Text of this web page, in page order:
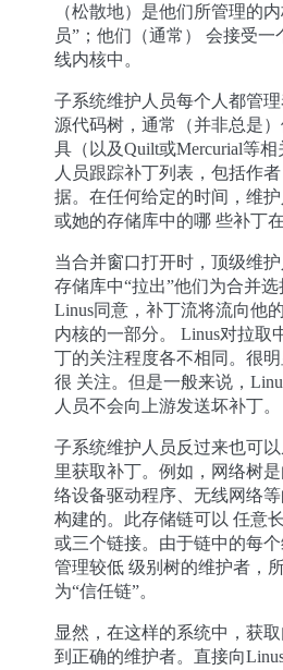
（松散地）是他们所管理的
员”；他们（通常） 会接受一
线内核中。
子系统维护人员每个人都管
源代码树，通常（并非总是
具（以及Quilt或Mercurial等
人员跟踪补丁列表，包括作
据。在任何给定的时间，维
或她的存储库中的哪 些补丁
当合并窗口打开时，顶级维
存储库中“拉出”他们为合并
Linus同意，补丁流将流向他
内核的一部分。 Linus对拉取
丁的关注程度各不相同。很
很 关注。但是一般来说，
人员不会向上游发送坏补丁。
子系统维护人员反过来也可
里获取补丁。例如，网络树
络设备驱动程序、无线网络
构建的。此存储链可以 任意
或三个链接。由于链中的每
管理较低 级别树的维护者，
为“信任链”。
显然，在这样的系统中，获
到正确的维护者。直接向